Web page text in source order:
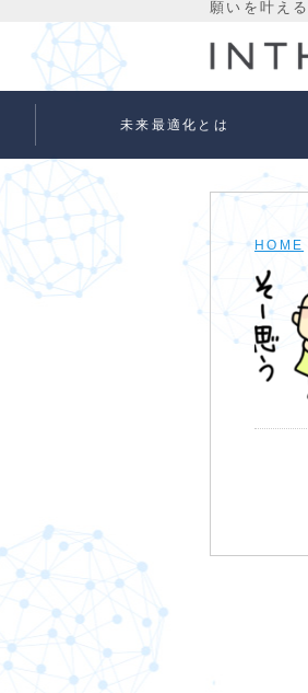
未来最適化とは
HOME